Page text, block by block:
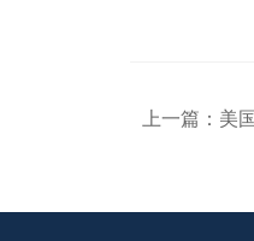
上一篇： 美